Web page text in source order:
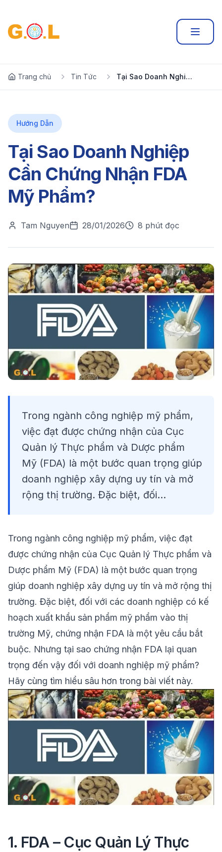
Trang chủ Tin Tức Tại Sao Doanh Nghiệp Cần Chứng Nhận FDA Mỹ Phẩm?
Hướng Dẫn
Tại Sao Doanh Nghiệp
Cần Chứng Nhận FDA
Mỹ Phẩm?
Tam Nguyen 28/01/2026 8 phút đọc
Trong ngành công nghiệp mỹ phẩm,
việc đạt được chứng nhận của Cục
Quản lý Thực phẩm và Dược phẩm
Mỹ (FDA) là một bước quan trọng giúp
doanh nghiệp xây dựng uy tín và mở
rộng thị trường. Đặc biệt, đối...
Trong ngành công nghiệp mỹ phẩm, việc đạt
được chứng nhận của Cục Quản lý Thực phẩm và
Dược phẩm Mỹ (FDA) là một bước quan trọng
giúp doanh nghiệp xây dựng uy tín và mở rộng thị
trường. Đặc biệt, đối với các doanh nghiệp có kế
hoạch xuất khẩu sản phẩm mỹ phẩm vào thị
trường Mỹ, chứng nhận FDA là một yêu cầu bắt
buộc. Nhưng tại sao chứng nhận FDA lại quan
trọng đến vậy đối với doanh nghiệp mỹ phẩm?
Hãy cùng tìm hiểu sâu hơn trong bài viết này.
1. FDA – Cục Quản Lý Thực